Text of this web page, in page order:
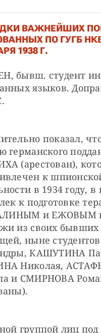
ВАЖНЕЙШИХ
ПО ГУГБ
1938 Г.
бывш. студент
языков.
показал,
германского
(арестован),
к
в 1934 году, в
к подготовке
и ЕЖОВЫМ
из своих
ныне
КАШУТИНА
Николая,
и СМИРНОВА
группой лиц под